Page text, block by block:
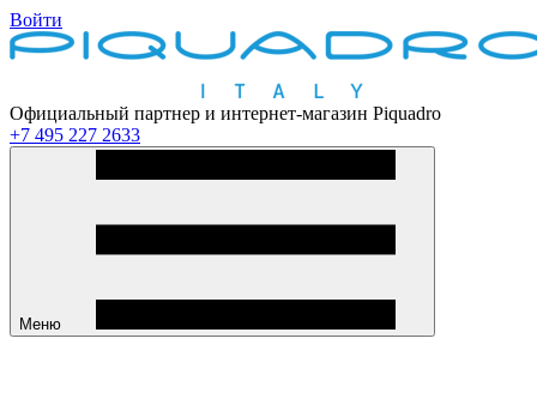
Войти
Официальный партнер и интернет-магазин Piquadro
+7 495 227 2633
Меню